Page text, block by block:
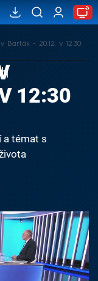
Barták - 20.12. v 12:30
12:30
a témat s